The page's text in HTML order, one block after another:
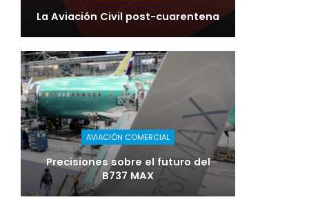
La Aviación Civil post-cuarentena
AVIACIÓN COMERCIAL
Precisiones sobre el futuro del
B737 MAX